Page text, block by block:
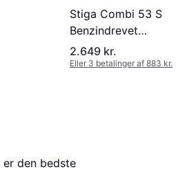
Stiga Combi 53 S
Benzindrevet
plæneklipper
2.649 kr.
Eller 3 betalinger af 883 kr.
er den bedste